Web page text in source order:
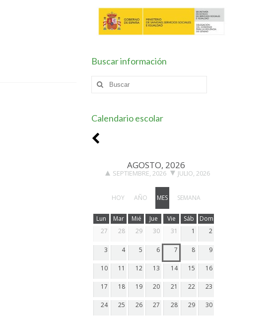
Buscar información
Buscar
por:
Calendario escolar
AGOSTO, 2026
SEPTIEMBRE, 2026 JULIO, 2026
HOY AÑO MES SEMANA
Lun Mar Mié Jue Vie Sáb
Dom
27
28 29 30 31 1 2
3 4 5 6 7 8 9
10 11 12 13 14 15 16
17 18 19 20 21 22 23
24 25 26 27 28 29 30